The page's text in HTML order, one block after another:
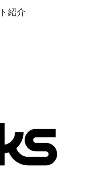
紹介